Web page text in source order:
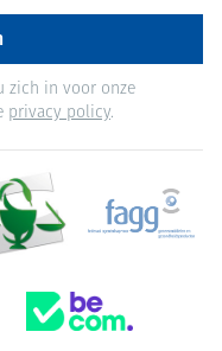
zich in voor onze
privacy policy.